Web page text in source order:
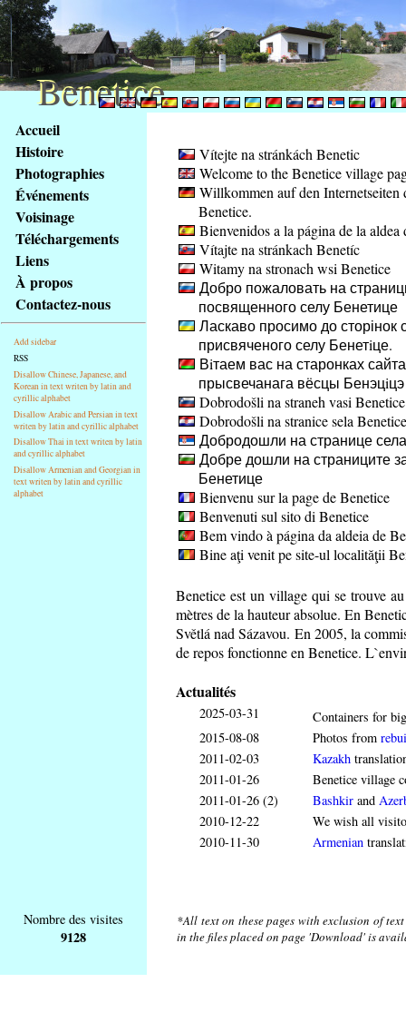
obsah
stránky
Klávesové
zkratky
tomto
webu
základní
Hlavní
strana
Accueil
Histoire
Photographies
Événements
Voisinage
Téléchargements
Liens
À propos
Contactez-nous
Add sidebar
RSS
Disallow Chinese, Japanese, and
Korean in text writen by latin and
cyrillic alphabet
Disallow Arabic and Persian in text
writen by latin and cyrillic alphabet
Disallow Thai in text writen by latin
and cyrillic alphabet
Disallow Armenian and Georgian in
text writen by latin and cyrillic
alphabet
Vítejte na stránkách Benetic
Welcome to the Benetice village
Willkommen auf den Internetseiten
Benetice.
Bienvenidos a la página de la aldea
Vítajte na stránkach Benetíc
Witamy na stronach wsi Benetice
Добро пожаловать на
посвященного селу Бенетице
Ласкаво просимо до сторінок
присвяченого селу Бенетiце.
Вiтаем вас на старонках
прысвечанага вёсцы Бенэцiцэ
Dobrodošli na straneh vasi Benetice
Dobrodošli na stranice sela Benetice
Добродошли на странице
Добре дошли на страниците
Бенетице
Bienvenu sur la page de Benetice
Benvenuti sul sito di Benetice
Bem vindo à página da aldeia de
Bine aţi venit pe site-ul localităţii
Benetice est un village qui se trouve
mètres de la hauteur absolue. En
Světlá nad Sázavou. En 2005, la
de repos fonctionne en Benetice.
Actualités
2025-03-31
Containers for
2015-08-08
Photos from
2011-02-03
Kazakh
2011-01-26
Benetice village
2011-01-26 (2)
Bashkir and
2010-12-22
We wish all
2010-11-30
Armenian
Nombre des visites
9128
*All text on these pages with exclusion of
in the files placed on page 'Download' is
Benetice
Benetice